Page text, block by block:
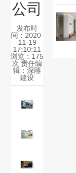
公司
发布时
间：2020-
11-19
17:10:11
浏览：175
次 责任编
辑： 深雕
建设